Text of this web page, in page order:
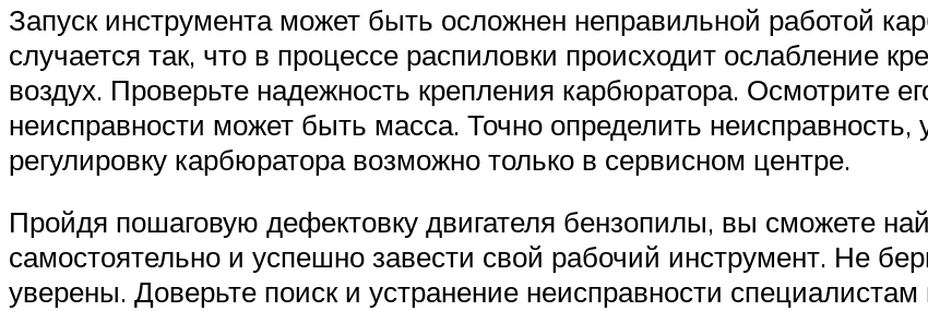
Запуск инструмента может быть осложнен неправильной работой
случается так, что в процессе распиловки происходит ослабление
воздух. Проверьте надежность крепления карбюратора. Осмотрите
неисправности может быть масса. Точно определить неисправность,
регулировку карбюратора возможно только в сервисном центре.
Пройдя пошаговую дефектовку двигателя бензопилы, вы сможете
самостоятельно и успешно завести свой рабочий инструмент. Не
уверены. Доверьте поиск и устранение неисправности специалистам